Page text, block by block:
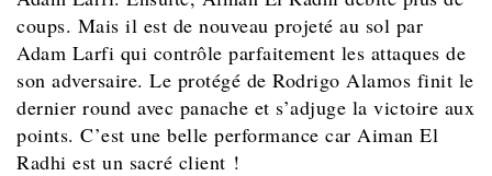
coups. Mais il est de nouveau projeté au sol par
Adam Larfi qui contrôle parfaitement les attaques de
son adversaire. Le protégé de Rodrigo Alamos finit le
dernier round avec panache et s’adjuge la victoire aux
points. C’est une belle performance car Aiman El
Radhi est un sacré client !